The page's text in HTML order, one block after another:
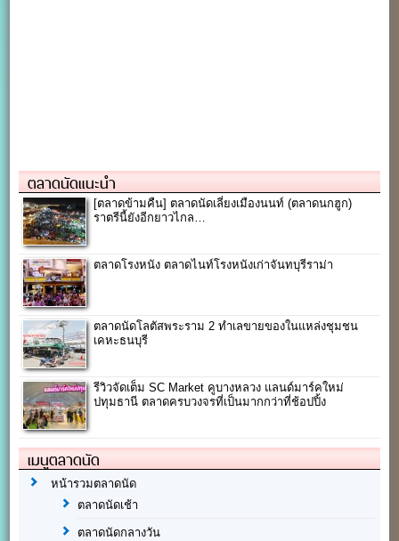
ตลาดนัดแนะนำ
[ตลาดข้ามคืน] ตลาดนัดเลี่ยงเมืองนนท์ (ตลาดนกฮูก)
ราตรีนี้ยังอีกยาวไกล…
ตลาดโรงหนัง ตลาดไนท์โรงหนังเก่าจันทบุรีราม่า
ตลาดนัดโลตัสพระราม 2 ทำเลขายของในแหล่งชุมชน
เคหะธนบุรี
รีวิวจัดเต็ม SC Market คูบางหลวง แลนด์มาร์คใหม่
ปทุมธานี ตลาดครบวงจรที่เป็นมากกว่าที่ช้อปปิ้ง
เมนูตลาดนัด
หน้ารวมตลาดนัด
ตลาดนัดเช้า
ตลาดนัดกลางวัน